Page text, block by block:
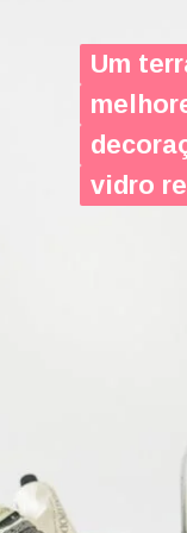
Um
vidro
me
vidro